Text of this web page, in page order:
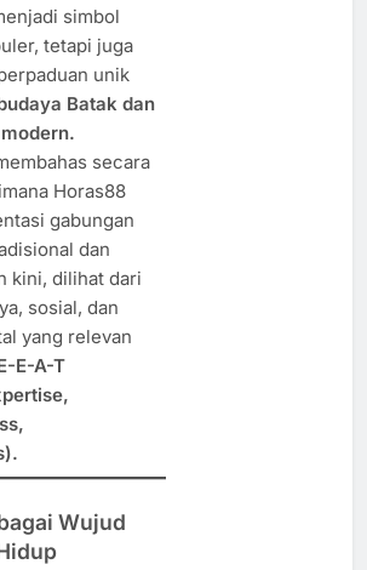
simbol
tetapi juga
unik
Batak dan
secara
Horas88
gabungan
dan
kini, dilihat dari
sosial, dan
yang relevan
E-A-T
Wujud